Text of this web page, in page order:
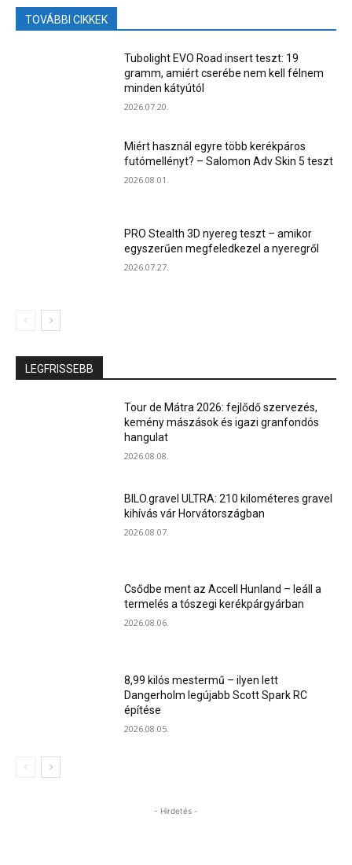
TOVÁBBI CIKKEK
Tubolight EVO Road insert teszt: 19
gramm, amiért cserébe nem kell félnem
minden kátyútól
2026.07.20.
Miért használ egyre több kerékpáros
futómellényt? – Salomon Adv Skin 5 teszt
2026.08.01.
PRO Stealth 3D nyereg teszt – amikor
egyszerűen megfeledkezel a nyeregről
2026.07.27.
LEGFRISSEBB
Tour de Mátra 2026: fejlődő szervezés,
kemény mászások és igazi granfondós
hangulat
2026.08.08.
BILO.gravel ULTRA: 210 kilométeres gravel
kihívás vár Horvátországban
2026.08.07.
Csődbe ment az Accell Hunland – leáll a
termelés a tószegi kerékpárgyárban
2026.08.06.
8,99 kilós mestermű – ilyen lett
Dangerholm legújabb Scott Spark RC
építése
2026.08.05.
- Hirdetés -